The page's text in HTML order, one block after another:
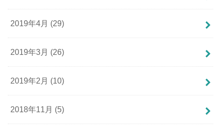
2019年4月 (29)
2019年3月 (26)
2019年2月 (10)
2018年11月 (5)